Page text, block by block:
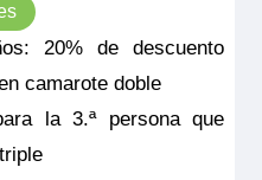
20% de descuento
camarote doble
la 3.ª persona que